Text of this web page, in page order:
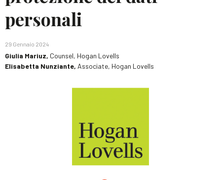
personali
29 Gennaio 2024
Giulia Mariuz, Counsel, Hogan Lovells
Elisabetta Nunziante, Associate, Hogan Lovells